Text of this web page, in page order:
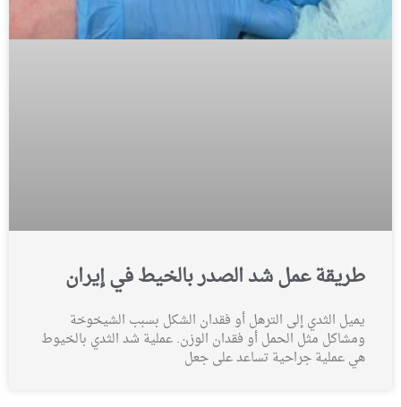
طريقة عمل شد الصدر بالخيط في إيران
يميل الثدي إلى الترهل أو فقدان الشكل بسبب الشيخوخة
ومشاكل مثل الحمل أو فقدان الوزن. عملية شد الثدي بالخيوط
هي عملية جراحية تساعد على جعل